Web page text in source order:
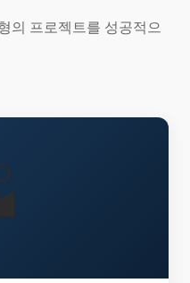
의 프로젝트를 성공적으